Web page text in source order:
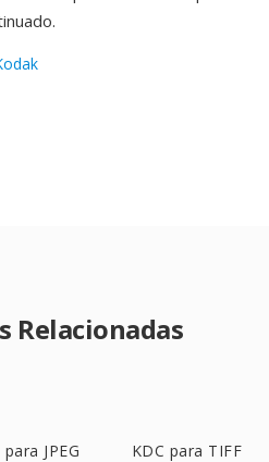
Relacionadas
para JPEG KDC para TIFF